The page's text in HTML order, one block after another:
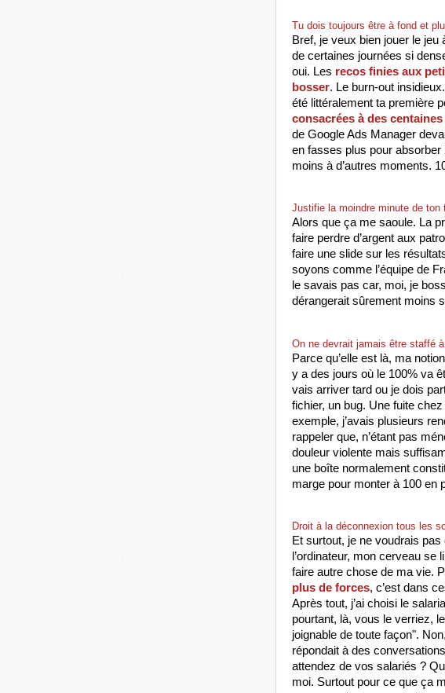
Tu dois toujours être à fond et
Bref, je veux bien jouer le
de certaines journées si
oui. Les recos finies aux
bosser. Le burn-out
été littéralement ta première
consacrées à des
de Google Ads Manager
en fasses plus pour
moins à d’autres moments.
Justifie la moindre minute de ton
Alors que ça me saoule. La
faire perdre d’argent aux
faire une slide sur les
soyons comme l’équipe de
le savais pas car, moi, je
dérangerait sûrement moins
On ne devrait jamais être staffé
Parce qu’elle est là, ma
y a des jours où le 100% va
vais arriver tard ou je dois
fichier, un bug. Une fuite
exemple, j’avais plusieurs
rappeler que, n’étant pas
douleur violente mais
une boîte normalement
marge pour monter à 100 en
Droit à la déconnexion tous les
Et surtout, je ne voudrais
l’ordinateur, mon cerveau se
faire autre chose de ma vie.
plus de forces, c’est dans
Après tout, j’ai choisi le
pourtant, là, vous le verriez,
joignable de toute façon".
répondait à des
attendez de vos salariés ?
moi. Surtout pour ce que ça